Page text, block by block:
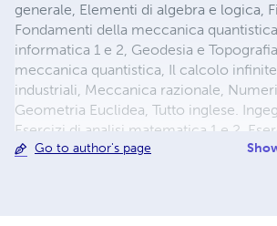
generale, Elementi di algebra e logica,
Fondamenti della meccanica
informatica 1 e 2, Geodesia e
meccanica quantistica, Il calcolo
industriali, Meccanica razionale,
Geometria Euclidea, Tutto inglese.
Esercizi di analisi matematica 1 e 2,
fisica, Esercizi di geometria e algebra
Go to author's page